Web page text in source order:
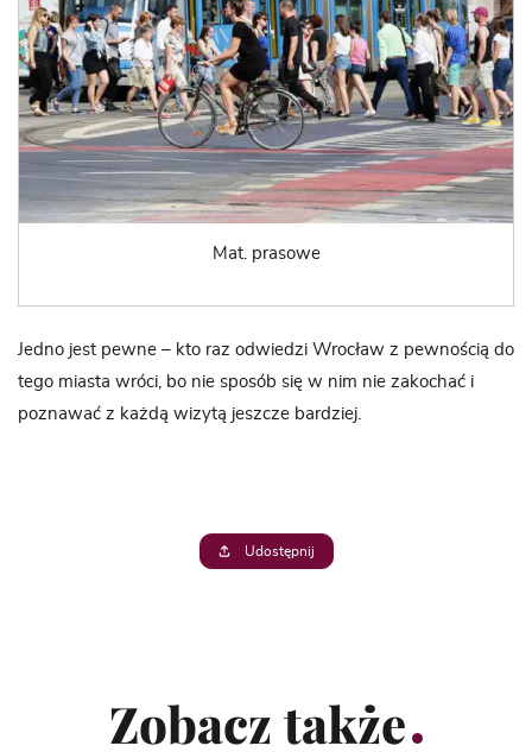
Mat. prasowe
Jedno jest pewne – kto raz odwiedzi Wrocław z pewnością do
tego miasta wróci, bo nie sposób się w nim nie zakochać i
poznawać z każdą wizytą jeszcze bardziej.
Udostępnij
Zobacz także